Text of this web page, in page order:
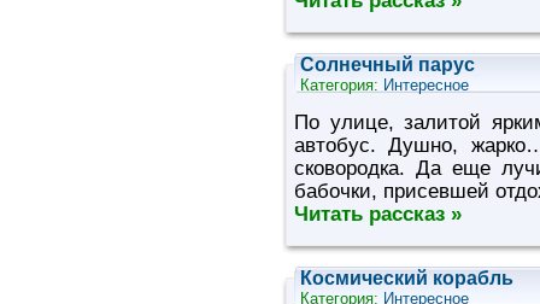
Солнечный парус
Категория: Интересное
По улице, залитой
автобус. Душно,
сковородка. Да еще
бабочки, присевшей
Читать рассказ »
Космический корабль
Категория: Интересное